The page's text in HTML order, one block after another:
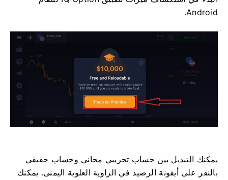
Android.
يمكنك التبديل بين حساب تجريبي مجاني وحساب حقيقي
بالنقر على أيقونة الرصيد في الزاوية العلوية اليمنى. يمكنك